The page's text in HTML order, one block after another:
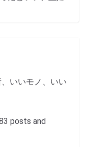
いいモノ、いい
posts and